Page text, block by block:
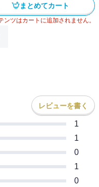
まとめてカート
ツはカートに追加されません。
レビューを書く
1
1
0
1
0